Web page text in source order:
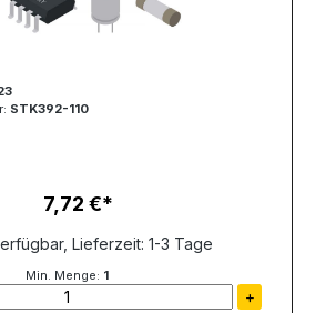
STK392-110
Regulärer Preis:
7,72 €
Lieferzeit: 1-3 Tage
Min. Menge: 1
+